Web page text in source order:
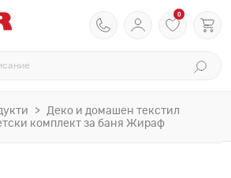
0
Деко и домашен текстил
комплект за баня Жираф